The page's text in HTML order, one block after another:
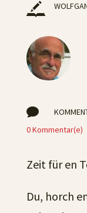

0 Kommentar(e)
Zeit für en
Du, horch